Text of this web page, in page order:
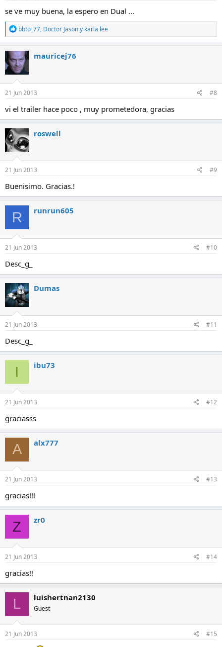
se ve muy buena, la espero en Dual ...
R
e
a
c
c
i
o
n
e
s
:
bbto_77, Doctor Jasony karla lee
mauricej76
21 Jun 2013 #8
vi el trailer hace poco , muy prometedora, gracias
roswell
21 Jun 2013 #9
Buenisimo. Gracias.!
R runrun605
21 Jun 2013 #10
Desc_g_
Dumas
21 Jun 2013 #11
Desc_g_
I ibu73
21 Jun 2013 #12
graciasss
A alx777
21 Jun 2013 #13
gracias!!!
Z zr0
21 Jun 2013 #14
gracias!!
L luishertnan2130
Guest
21 Jun 2013 #15